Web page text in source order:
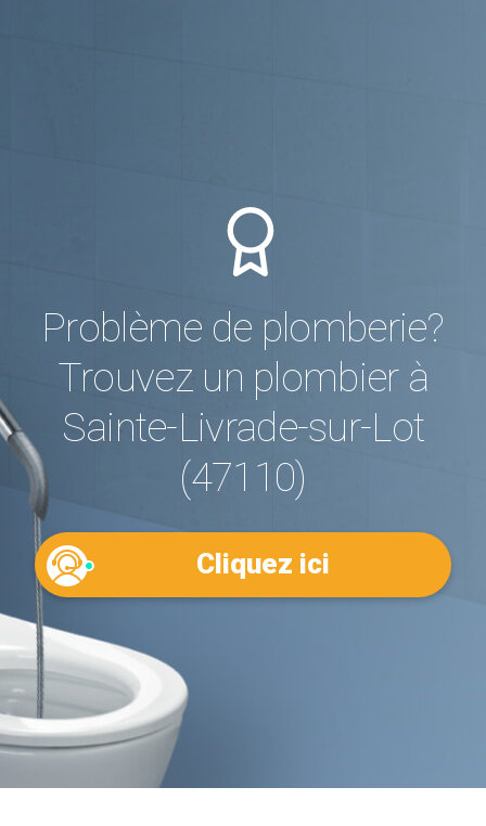
Problème de plomberie?
Trouvez un plombier à
Sainte-Livrade-sur-Lot
(47110)
Cliquez ici